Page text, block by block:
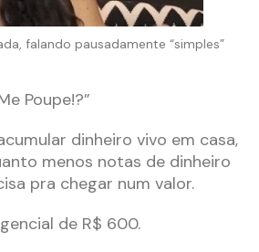
falando pausadamente “simples”
Poupe!?”
dinheiro vivo em casa,
menos notas de dinheiro
pra chegar num valor.
de R$ 600.